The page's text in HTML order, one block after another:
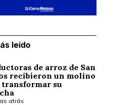
leído
de arroz de San
recibieron un molino
transformar su
atrás